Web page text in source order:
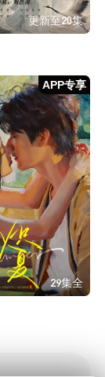
更新至20集
APP专享
29集全